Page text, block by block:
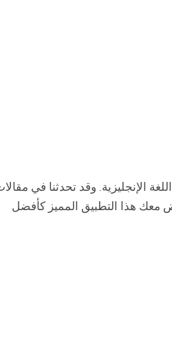
الإنجليزية. وقد تحدثنا في
هذا التطبيق المميز كأفضل